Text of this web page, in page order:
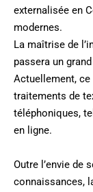
externalisée en
modernes.
La maîtrise de
passera un
Actuellement,
traitements de
téléphoniques,
en ligne.
Outre l’envie de
connaissances,